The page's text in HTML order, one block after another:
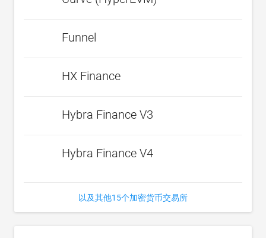
Funnel
HX Finance
Hybra Finance V3
Hybra Finance V4
以及其他15个加密货币交易所